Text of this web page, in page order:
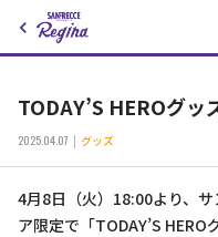
TODAY’S HEROグ
2025.04.07 グッズ
4月8日（火）18:00より、
ア限定で「TODAY’S